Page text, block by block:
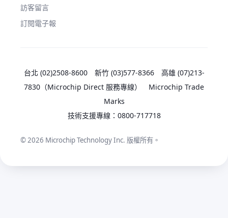
訪客留言
訂閱電子報
台北 (02)2508-8600 新竹 (03)577-8366
高雄 (07)213-
7830 （Microchip Direct 服務專線） Microchip Trade
Marks
技術支援專線： 0800-717718
© 2026 Microchip Technology Inc. 版權所有。